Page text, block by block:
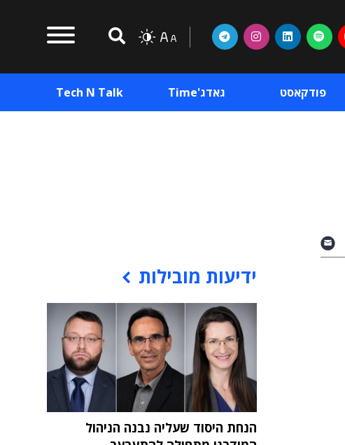
פודקאסט גאדג'Time Tech N Talk
ידיעות מובילות
הנחת היסוד שעליה נבנה הניהול